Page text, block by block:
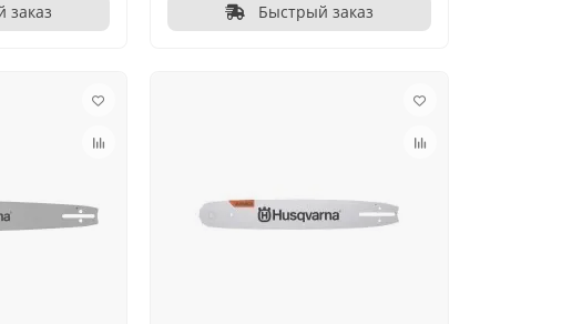
заказ Быстрый заказ